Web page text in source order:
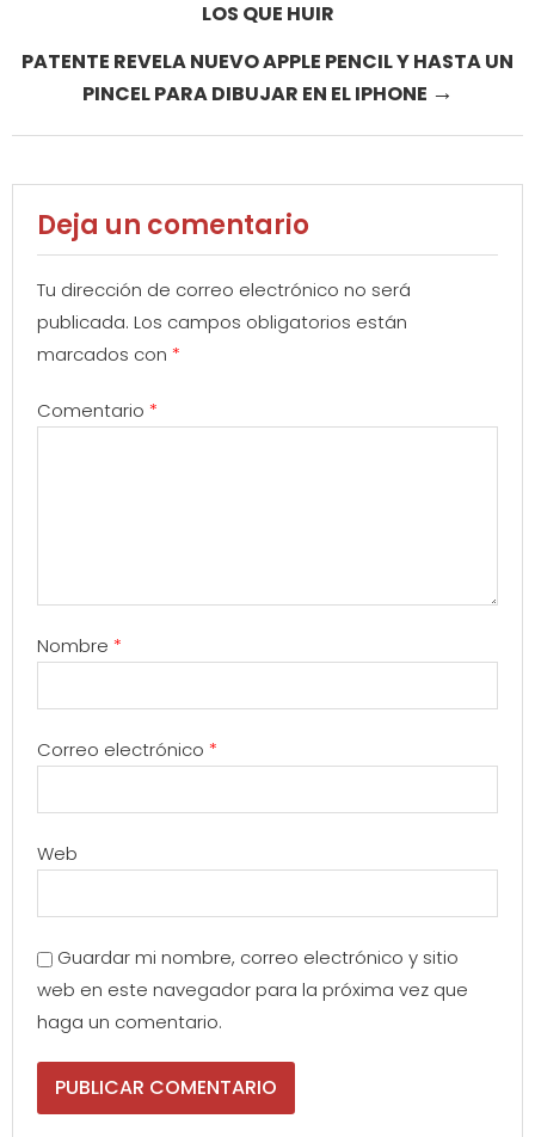
LOS QUE HUIR
PATENTE REVELA NUEVO APPLE PENCIL Y HASTA UN
PINCEL PARA DIBUJAR EN EL IPHONE →
Deja un comentario
Tu dirección de correo electrónico no será
publicada. Los campos obligatorios están
marcados con *
Comentario *
Nombre *
Correo electrónico *
Web
Guardar mi nombre, correo electrónico y sitio
web en este navegador para la próxima vez que
haga un comentario.